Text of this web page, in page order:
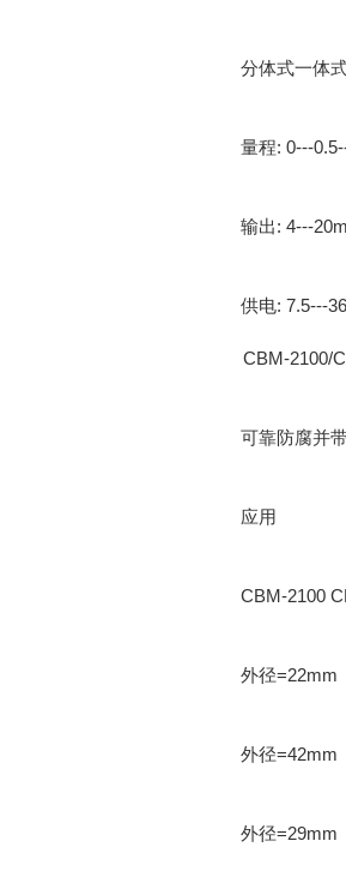
分体式一体式
量程: 0---
输出: 4---
供电: 7.5---
CBM-2100/
可靠防腐并带
应用
CBM-2100
外径=22mm（
外径=42mm（
外径=29mm（